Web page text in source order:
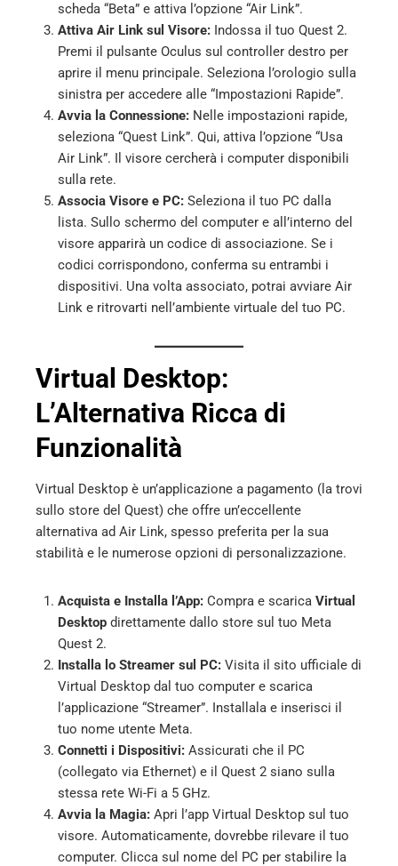
scheda “Beta” e attiva l’opzione “Air Link”.
Attiva Air Link sul Visore: Indossa il tuo Quest 2.
Premi il pulsante Oculus sul controller destro per
aprire il menu principale. Seleziona l’orologio sulla
sinistra per accedere alle “Impostazioni Rapide”.
Avvia la Connessione: Nelle impostazioni rapide,
seleziona “Quest Link”. Qui, attiva l’opzione “Usa
Air Link”. Il visore cercherà i computer disponibili
sulla rete.
Associa Visore e PC: Seleziona il tuo PC dalla
lista. Sullo schermo del computer e all’interno del
visore apparirà un codice di associazione. Se i
codici corrispondono, conferma su entrambi i
dispositivi. Una volta associato, potrai avviare Air
Link e ritrovarti nell’ambiente virtuale del tuo PC.
Virtual Desktop:
L’Alternativa Ricca di
Funzionalità
Virtual Desktop è un’applicazione a pagamento (la trovi
sullo store del Quest) che offre un’eccellente
alternativa ad Air Link, spesso preferita per la sua
stabilità e le numerose opzioni di personalizzazione.
Acquista e Installa l’App: Compra e scarica Virtual
Desktop direttamente dallo store sul tuo Meta
Quest 2.
Installa lo Streamer sul PC: Visita il sito ufficiale di
Virtual Desktop dal tuo computer e scarica
l’applicazione “Streamer”. Installala e inserisci il
tuo nome utente Meta.
Connetti i Dispositivi: Assicurati che il PC
(collegato via Ethernet) e il Quest 2 siano sulla
stessa rete Wi-Fi a 5 GHz.
Avvia la Magia: Apri l’app Virtual Desktop sul tuo
visore. Automaticamente, dovrebbe rilevare il tuo
computer. Clicca sul nome del PC per stabilire la